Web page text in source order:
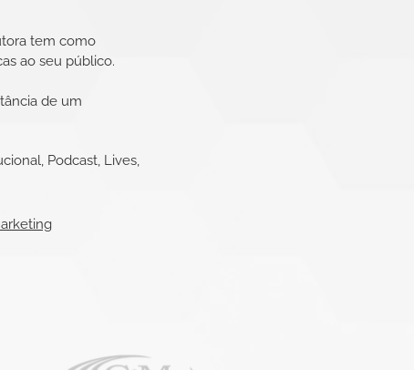
tem como
ao seu público.
de um
Podcast, Lives,